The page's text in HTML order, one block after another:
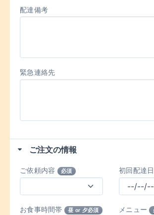
配達備考
緊急連絡先
ご注文の情報
ご依頼内容 必須 初回配達日
お食事時間帯 昼 or 夕必須 メニュー